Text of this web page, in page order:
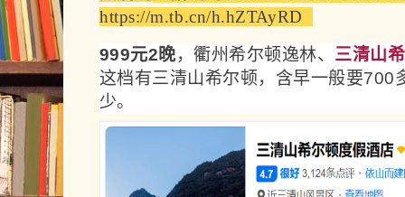
https://m.tb.cn/h.hZTAyRD
999元2晚，衢州希尔顿逸林、 三清山
这档有三清山希尔顿，含早一般要700
少。